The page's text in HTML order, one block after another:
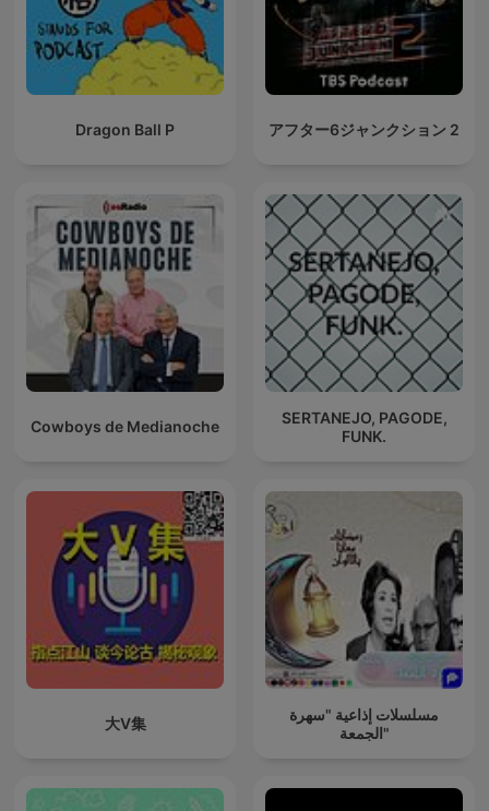
Dragon Ball P アフター6ジャンクション 2
Cowboys de Medianoche
SERTANEJO, PAGODE,
FUNK.
大V集
مسلسلات إذاعية "سهرة
الجمعة"